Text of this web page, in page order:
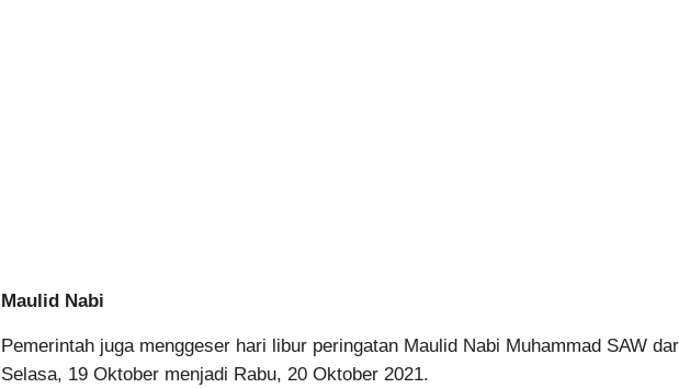
Maulid Nabi
Pemerintah juga menggeser hari libur peringatan Maulid Nabi Muhammad SAW
Selasa, 19 Oktober menjadi Rabu, 20 Oktober 2021.